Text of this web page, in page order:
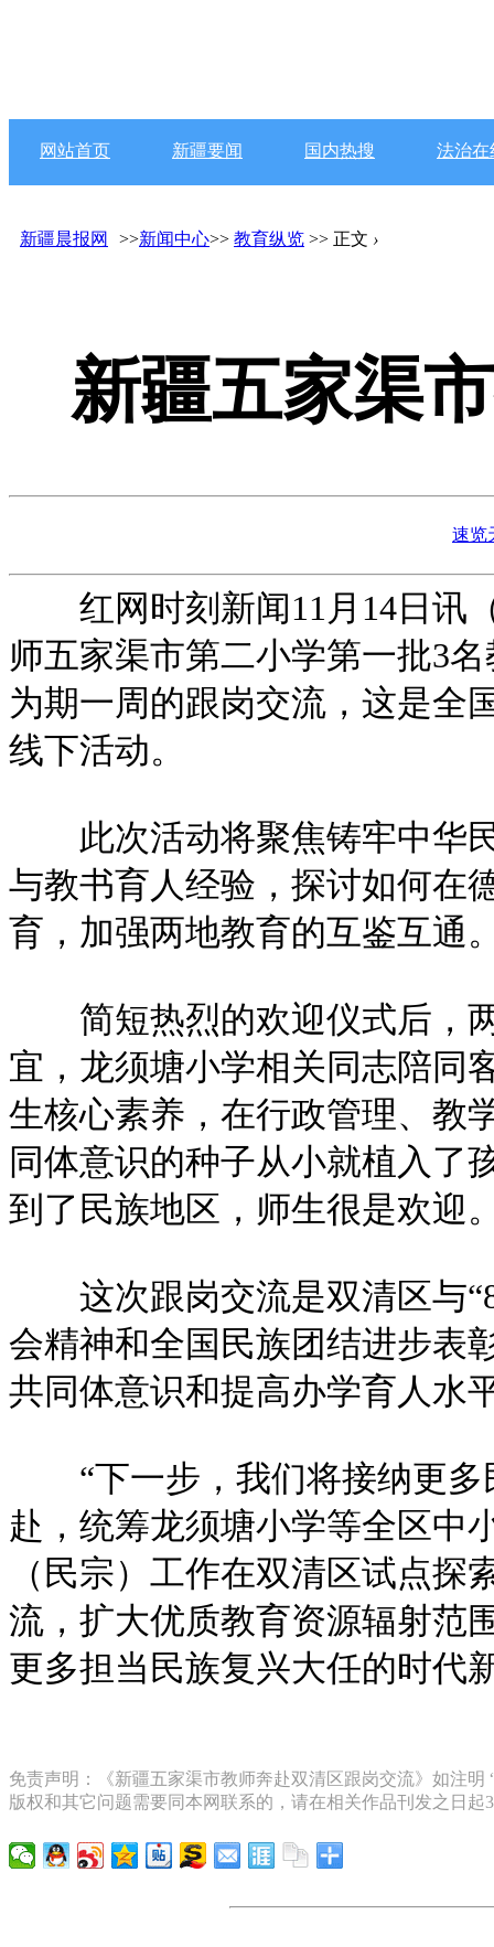
网站首页 新疆要闻 国内热搜 法治在
新疆晨报网 >>新闻中心>> 教育纵览 >> 正文 ›
新疆五家渠
速览
红网时刻新闻11月14日讯（
师五家渠市第二小学第一批3
为期一周的跟岗交流，这是全
线下活动。
此次活动将聚焦铸牢中华民
与教书育人经验，探讨如何在
育，加强两地教育的互鉴互通
简短热烈的欢迎仪式后，两
宜，龙须塘小学相关同志陪同
生核心素养，在行政管理、教
同体意识的种子从小就植入了
到了民族地区，师生很是欢迎
这次跟岗交流是双清区与
会精神和全国民族团结进步表
共同体意识和提高办学育人水
“下一步，我们将接纳更多
赴，统筹龙须塘小学等全区中
（民宗）工作在双清区试点探
流，扩大优质教育资源辐射范
更多担当民族复兴大任的时代
免责声明：《新疆五家渠市教师奔赴双清区跟岗交流》如注
版权和其它问题需要同本网联系的，请在相关作品刊发之日起